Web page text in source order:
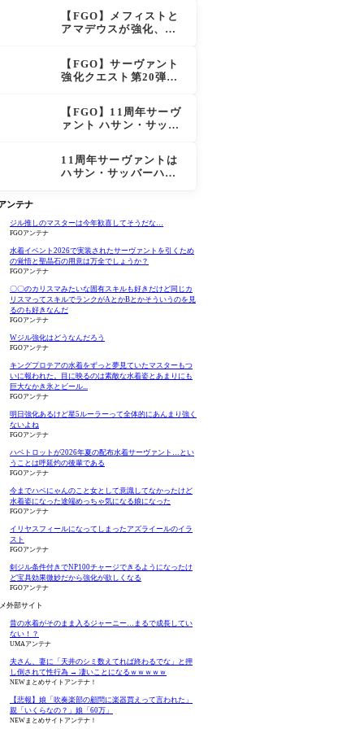
とは思えない」の反響
【FGO】メフィストと
アマデウスが強化、ア
に「最強でワロタ」の
声
【FGO】サーヴァント
強化クエスト第20弾！
【FGO】11周年サーヴ
ァント ハサン・サッバ
11周年サーヴァントは
ハサン・サッバーハ
ア放送局 11周年SPまと
ンテナ
ジル推しのマスターは今年歓喜してそうだな…
FGOアンテナ
水着イベント2026で実装されたサーヴァントを引くため
の覚悟と聖晶石の用意は万全でしょうか？
FGOアンテナ
〇〇のカリスマみたいな固有スキルも好きだけど同じカ
リスマってスキルでランクがAとかBとかそういうのを見
るのも好きなんだ
FGOアンテナ
Wジル強化はどうなんだろう
FGOアンテナ
キングプロテアの水着をずっと夢見ていたマスターもつ
いに報われた。目に映るのは素敵な水着姿とあまりにも
巨大なかき氷とビール...
FGOアンテナ
明日強化あるけど星5ルーラーって全体的にあんまり強く
ないよね
FGOアンテナ
ハベトロットが2026年夏の配布水着サーヴァント…とい
うことは呼延灼の後輩である
FGOアンテナ
今までハベにゃんのこと女として意識してなかったけど
水着姿になった途端めっちゃ気になる娘になった
FGOアンテナ
イリヤスフィールになってしまったアズライールのイラ
スト
FGOアンテナ
剣ジル条件付きでNP100チャージできるようになったけ
ど宝具効果微妙だから強化が欲しくなる
FGOアンテナ
外部サイト
昔の水着がそのまま入るジャーニー…まるで成長してい
ない！？
UMAアンテナ
夫さん、妻に「天井のシミ数えてれば終わるでな」と押
し倒されて性行為 → 凄いことになるｗｗｗｗｗ
NEWまとめサイトアンテナ！
【悲報】娘「吹奏楽部の顧問に楽器買えって言われた」
親「いくらなの？」娘「60万」
NEWまとめサイトアンテナ！